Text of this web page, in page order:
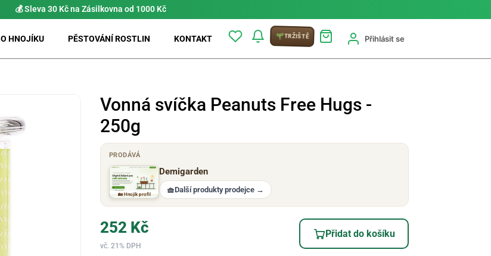
O HNOJÍKU PĚSTOVÁNÍ ROSTLIN KONTAKT TRŽIŠTĚ Přihlásit se
Vonná svíčka Peanuts Free Hugs -
250g
PRODÁVÁ
🏡 Hnojík profil
Demigarden
🧺Další produkty prodejce →
252 Kč
vč. 21% DPH
Přidat do košíku